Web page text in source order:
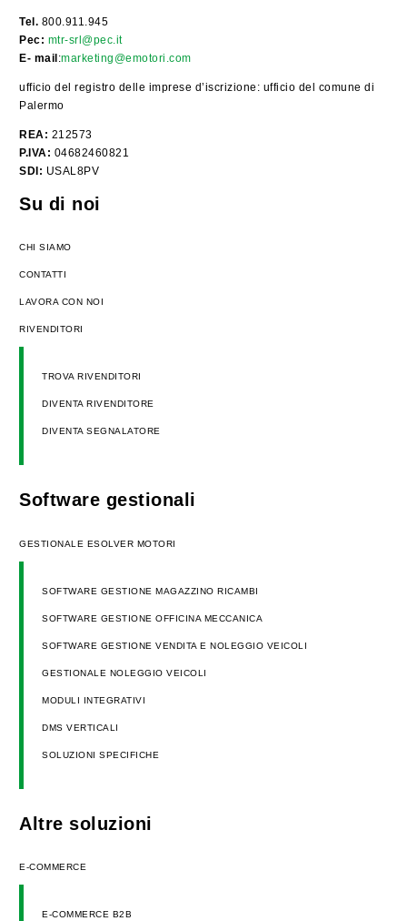
Tel. 800.911.945
Pec: mtr-srl@pec.it
E- mail:marketing@emotori.com
ufficio del registro delle imprese d’iscrizione: ufficio del comune di
Palermo
REA: 212573
P.IVA: 04682460821
SDI: USAL8PV
Su di noi
CHI SIAMO
CONTATTI
LAVORA CON NOI
RIVENDITORI
TROVA RIVENDITORI
DIVENTA RIVENDITORE
DIVENTA SEGNALATORE
Software gestionali
GESTIONALE ESOLVER MOTORI
SOFTWARE GESTIONE MAGAZZINO RICAMBI
SOFTWARE GESTIONE OFFICINA MECCANICA
SOFTWARE GESTIONE VENDITA E NOLEGGIO VEICOLI
GESTIONALE NOLEGGIO VEICOLI
MODULI INTEGRATIVI
DMS VERTICALI
SOLUZIONI SPECIFICHE
Altre soluzioni
E-COMMERCE
E-COMMERCE B2B